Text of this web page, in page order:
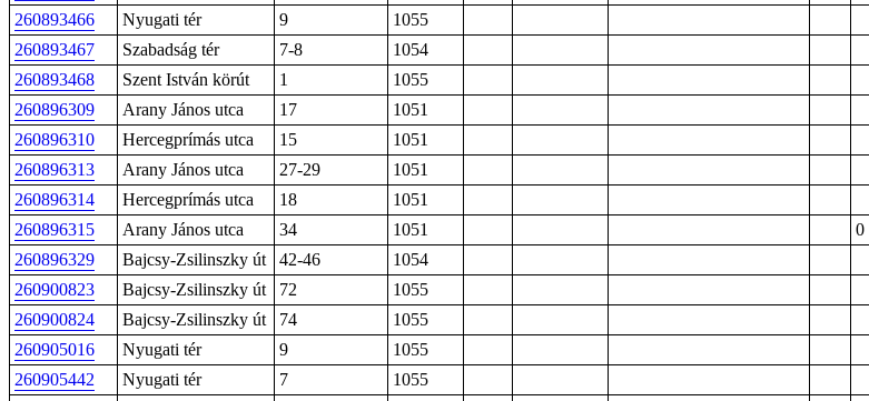
260893466
Nyugati tér 9 1055
260893467
Szabadság tér 7-8 1054
260893468
Szent István körút 1 1055
260896309
Arany János utca 17 1051
260896310
Hercegprímás utca 15 1051
260896313
Arany János utca 27-29 1051
260896314
Hercegprímás utca 18 1051
260896315
Arany János utca 34 1051 0
260896329
Bajcsy-Zsilinszky út 42-46 1054
260900823
Bajcsy-Zsilinszky út 72 1055
260900824
Bajcsy-Zsilinszky út 74 1055
260905016
Nyugati tér 9 1055
260905442
Nyugati tér 7 1055